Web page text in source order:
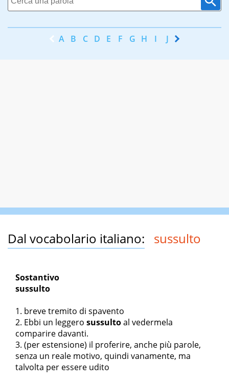
A B C D E F G H I J K
Dal vocabolario italiano: sussulto
Sostantivo
sussulto
breve tremito di spavento
Ebbi un leggero sussultoal vedermela
comparire davanti.
(per estensione) il proferire, anche più parole,
senza un reale motivo, quindi vanamente, ma
talvolta per essere udito